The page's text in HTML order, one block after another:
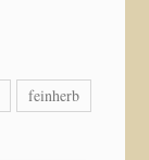
feinherb